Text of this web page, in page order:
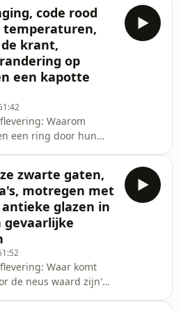
zwaar zieke
naar Nederland,
mensen van adel
kunnen we met
bosbranden
code rood
temperaturen,
krant,
op
een kapotte
Waarom
een ring door hun
gebeurt er met
een datacenter daar
Hoeveel
af per jaar
Wat
op tijd zetten?
er gaatjes in de zijkant
zwarte gaten,
motregen met
glazen in
gevaarlijke
Waar komt
de neus waard zijn'